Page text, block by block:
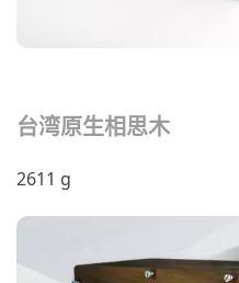
台湾原生相思木
2611 g